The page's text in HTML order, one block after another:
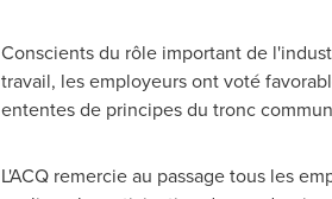
Conscients du rôle important de
travail, les employeurs ont voté
ententes de principes du tronc
L'ACQ remercie au passage tous les